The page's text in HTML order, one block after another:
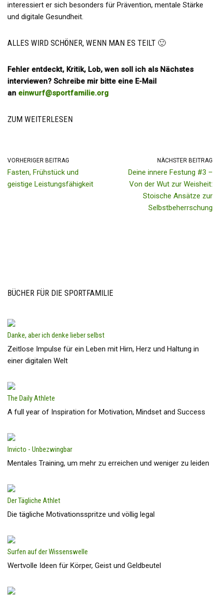
interessiert er sich besonders für Prävention, mentale Stärke
und digitale Gesundheit.
ALLES WIRD SCHÖNER, WENN MAN ES TEILT 🙂
Fehler entdeckt, Kritik, Lob, wen soll ich als Nächstes
interviewen? Schreibe mir bitte eine E-Mail
an einwurf@sportfamilie.org
ZUM WEITERLESEN
VORHERIGER BEITRAG
Fasten, Frühstück und
geistige Leistungsfähigkeit
NÄCHSTER BEITRAG
Deine innere Festung #3 –
Von der Wut zur Weisheit:
Stoische Ansätze zur
Selbstbeherrschung
BÜCHER FÜR DIE SPORTFAMILIE
Danke, aber ich denke lieber selbst
Zeitlose Impulse für ein Leben mit Hirn, Herz und Haltung in
einer digitalen Welt
The Daily Athlete
A full year of Inspiration for Motivation, Mindset and Success
Invicto - Unbezwingbar
Mentales Training, um mehr zu erreichen und weniger zu leiden
Der Tägliche Athlet
Die tägliche Motivationsspritze und völlig legal
Surfen auf der Wissenswelle
Wertvolle Ideen für Körper, Geist und Geldbeutel